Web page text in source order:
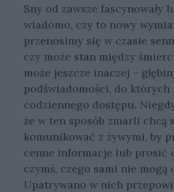
Sny od zawsze fascynowały
wiadomo, czy to nowy
przenosimy się w czasie
czy może stan między
może jeszcze inaczej –
podświadomości, do których
codziennego dostępu.
że w ten sposób zmarli chcą
komunikować z żywymi, by
cenne informacje lub prosić
czymś, czego sami nie mogą
Upatrywano w nich